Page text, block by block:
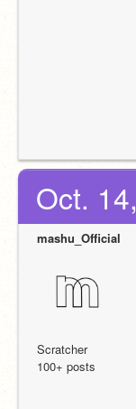
Oct.
mashu_Official
Scratcher
100+ posts